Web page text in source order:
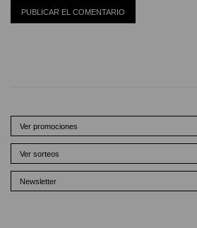
Ver promociones
Ver sorteos
Newsletter